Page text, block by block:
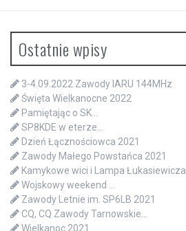
Ostatnie wpisy
3-4.09.2022 Zawody IARU 144MHz
Święta Wielkanocne 2022
Pamiętając o SK…
SP8KDE w eterze…
Dzień Łącznościowca 2021
Zawody Małego Powstańca 2021
Kamykowe wici i Lampa Łukasiewicza
Wojskowy weekend …
Zawody Letnie im. SP6LB 2021
CQ, CQ Zawody Tarnowskie…
Wielkanoc 2021